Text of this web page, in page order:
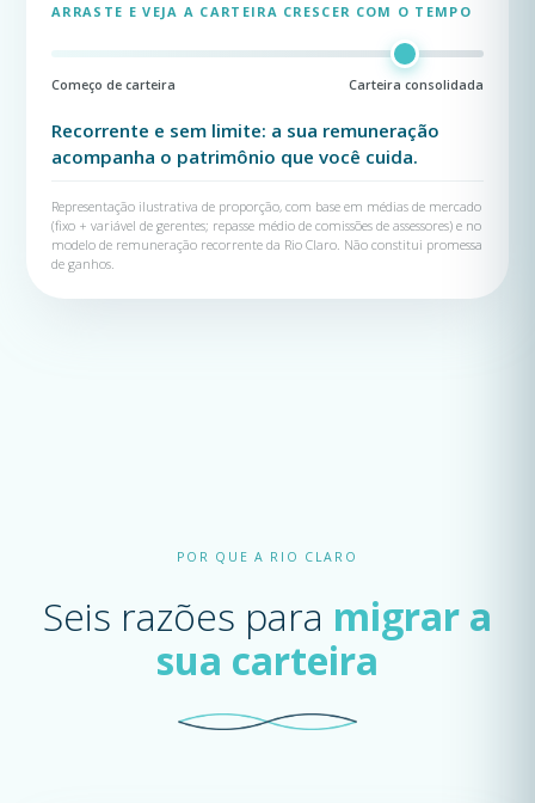
ARRASTE E VEJA A CARTEIRA CRESCER COM O TEMPO
Começo de carteira Carteira consolidada
Recorrente e sem limite: a sua remuneração
acompanha o patrimônio que você cuida.
Representação ilustrativa de proporção, com base em médias de mercado
(fixo + variável de gerentes; repasse médio de comissões de assessores) e no
modelo de remuneração recorrente da Rio Claro. Não constitui promessa
de ganhos.
POR QUE A RIO CLARO
Seis razões para migrar a
sua carteira